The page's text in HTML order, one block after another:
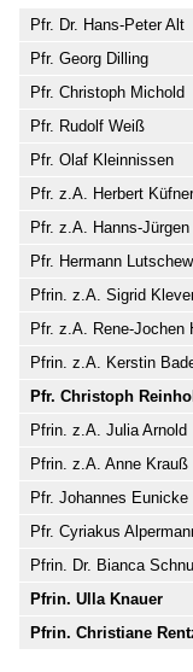
Pfr. Dr. Hans-Peter Alt
Pfr. Georg Dilling
Pfr. Christoph Michold
Pfr. Rudolf Weiß
Pfr. Olaf Kleinnissen
Pfr. z.A. Herbert Küfner
Pfr. z.A. Hanns-
Pfr. Hermann
Pfrin. z.A. Sigrid
Pfr. z.A. Rene-Jochen
Pfrin. z.A. Kerstin
Pfr. Christoph
Pfrin. z.A. Julia Arnold
Pfrin. z.A. Anne Krauß
Pfr. Johannes Eunicke
Pfr. Cyriakus
Pfrin. Dr. Bianca
Pfrin. Ulla Knauer
Pfrin. Christiane